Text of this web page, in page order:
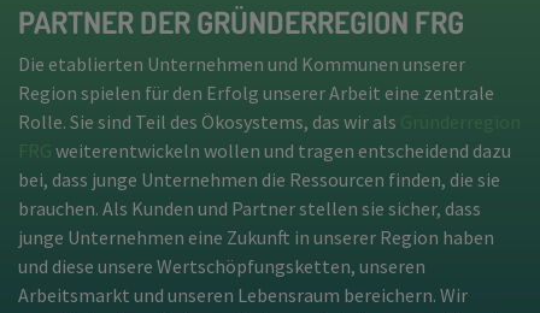
PARTNER DER GRÜNDERREGION FRG
Die etablierten Unternehmen und Kommunen unserer
Region spielen für den Erfolg unserer Arbeit eine zentrale
Rolle. Sie sind Teil des Ökosystems, das wir als
weiterentwickeln wollen und tragen entscheidend dazu
bei, dass junge Unternehmen die Ressourcen finden, die sie
brauchen. Als Kunden und Partner stellen sie sicher, dass
junge Unternehmen eine Zukunft in unserer Region haben
und diese unsere Wertschöpfungsketten, unseren
Arbeitsmarkt und unseren Lebensraum bereichern. Wir